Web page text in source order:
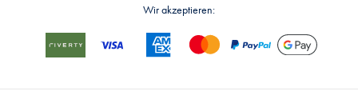
Wir akzeptieren: